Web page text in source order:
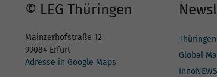
© LEG Thüringen
Mainzerhofstraße 12
99084 Erfurt
Adresse in Google Maps
Global
InnoNEWS